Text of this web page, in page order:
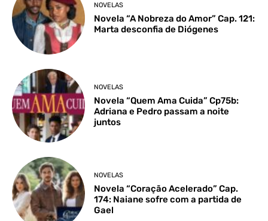
NOVELAS
Novela “A Nobreza do Amor” Cap. 121:
Marta desconfia de Diógenes
NOVELAS
Novela “Quem Ama Cuida” Cp75b:
Adriana e Pedro passam a noite
juntos
NOVELAS
Novela “Coração Acelerado” Cap.
174: Naiane sofre com a partida de
Gael